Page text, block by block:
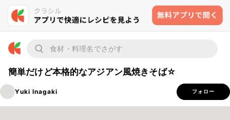
簡単だけど本格的なアジアン風焼きそば☆
Yuki Inagaki フォロー